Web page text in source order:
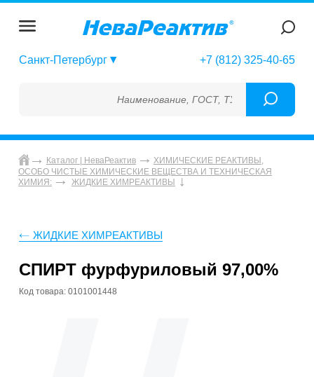
Санкт-Петербург +7 (812) 325-40-65
Наименование, ГОСТ, ТУ, ГСО, МСО, ОСО,
Каталог | НеваРеактив
ХИМИЧЕСКИЕ РЕАКТИВЫ,
ОСОБО ЧИСТЫЕ ХИМИЧЕСКИЕ ВЕЩЕСТВА И ТЕХНИЧЕСКАЯ
ХИМИЯ:
ЖИДКИЕ ХИМРЕАКТИВЫ
ЖИДКИЕ ХИМРЕАКТИВЫ
СПИРТ фурфуриловый 97,00%
Код товара: 0101001448